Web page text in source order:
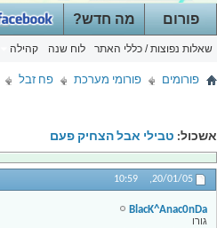
פורום
שאלות נפוצות / כללי האתר לוח שנה קהילה
מה חדש?
פורומים פורומי מערכת פח זבל
אשכול: טבילי אבל הצחיק פעם
20/01/05,
10:59
BlacK^Anac0nDa
גורו